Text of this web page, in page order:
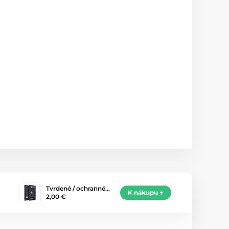
Tvrdené / ochranné…
2,00 €
K nákupu